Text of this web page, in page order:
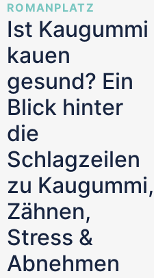
ROMANPLATZ
Ist Kaugummi
kauen
gesund? Ein
Blick hinter
die
Schlagzeilen
zu Kaugummi,
Zähnen,
Stress &
Abnehmen